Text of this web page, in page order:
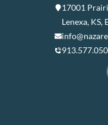
17001
Lenexa, KS,